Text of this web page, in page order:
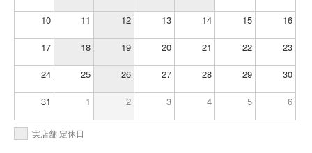
10 11 12 13 14 15 16
17 18 19 20 21 22 23
24 25 26 27 28 29 30
31 1 2 3 4 5 6
実店舗 定休日